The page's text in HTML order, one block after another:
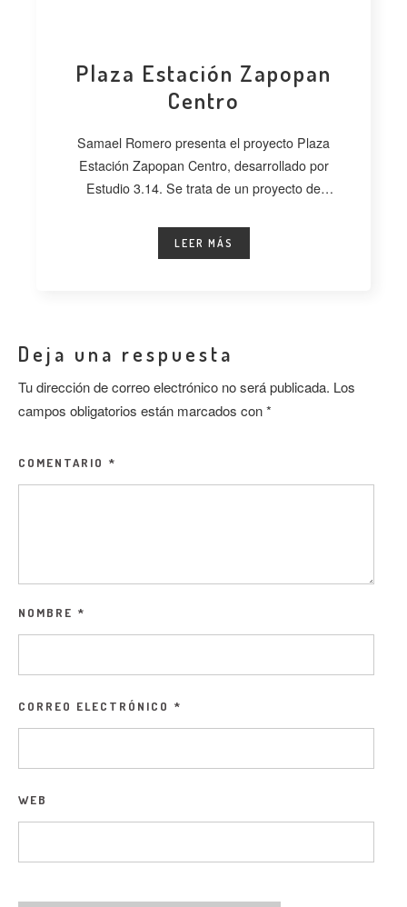
Plaza Estación Zapopan
Centro
Samael Romero presenta el proyecto Plaza
Estación Zapopan Centro, desarrollado por
Estudio 3.14. Se trata de un proyecto de
LEER MÁS
Deja una respuesta
Tu dirección de correo electrónico no será publicada. Los
campos obligatorios están marcados con*
COMENTARIO *
NOMBRE *
CORREO ELECTRÓNICO *
WEB